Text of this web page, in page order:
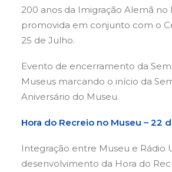
200 anos da Imigração Alemã no
promovida em conjunto com o
25 de Julho.
Evento de encerramento da
Museus marcando o início da
Aniversário do Museu.
Hora do Recreio no Museu – 22
Integração entre Museu e Rádio
desenvolvimento da Hora do